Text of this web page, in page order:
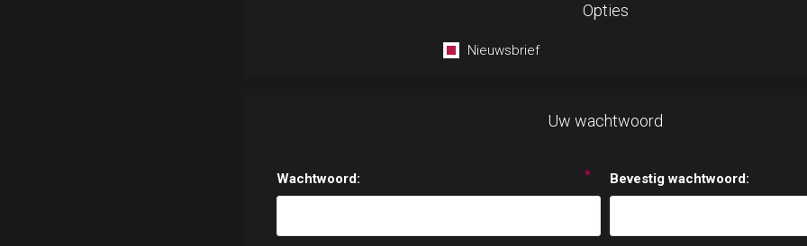
Opties
Nieuwsbrief
Uw wachtwoord
Wachtwoord: * Bevestig wachtwoord: